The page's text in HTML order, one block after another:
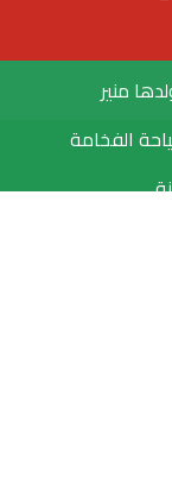
منير
الفخامة